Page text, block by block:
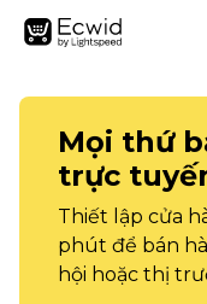
Mọi thứ
trực
Thiết lập cửa
phút để bán
hội hoặc thị